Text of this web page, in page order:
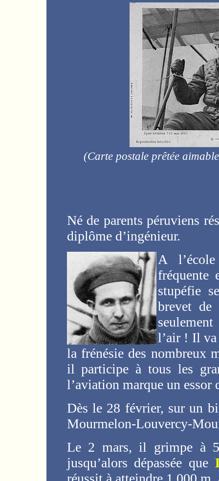
(Carte postale prêtée
Né de parents péruviens
diplôme d’ingénieur.
A
fréquente
stupéfie
brevet
l’air ! Il va
la frénésie des nombreux
il participe à tous les
l’aviation marque un essor
Dès le 28 février, sur un
Mourmelon-Louvercy-
Le 2 mars, il grimpe à
jusqu’alors dépassée que